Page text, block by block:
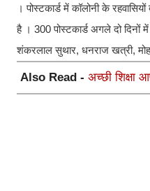
। पोस्टकार्ड में कॉलोनी के
है । 300 पोस्टकार्ड अगले दो दिनों
शंकरलाल सुथार, धनराज खत्री,
Also Read - अच्छी शिक्षा